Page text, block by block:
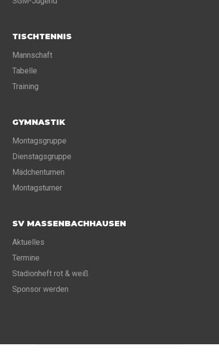
TISCHTENNIS
Mannschaft
Tabelle
Training
GYMNASTIK
Montagsgruppe
Dienstagsgruppe
Mädchenturnen
Montagsturner
SV MASSENBACHHAUSEN
Aktuelles
Termine
Stadionheft rot & weiß
Sponsor werden